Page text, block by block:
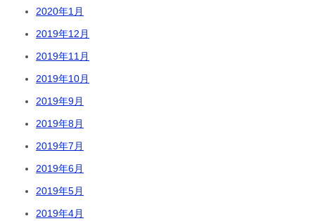
2020年1月
2019年12月
2019年11月
2019年10月
2019年9月
2019年8月
2019年7月
2019年6月
2019年5月
2019年4月